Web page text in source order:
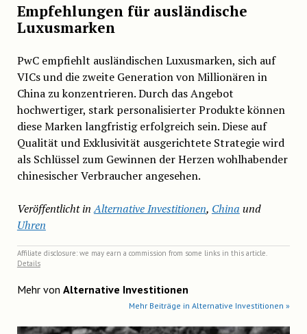
Empfehlungen für ausländische
Luxusmarken
PwC empfiehlt ausländischen Luxusmarken, sich auf
VICs und die zweite Generation von Millionären in
China zu konzentrieren. Durch das Angebot
hochwertiger, stark personalisierter Produkte können
diese Marken langfristig erfolgreich sein. Diese auf
Qualität und Exklusivität ausgerichtete Strategie wird
als Schlüssel zum Gewinnen der Herzen wohlhabender
chinesischer Verbraucher angesehen.
Veröffentlicht in Alternative Investitionen, China und
Uhren
Affiliate disclosure: we may earn a commission from some links in this article.
Details
Mehr von Alternative Investitionen
Mehr Beiträge in Alternative Investitionen »